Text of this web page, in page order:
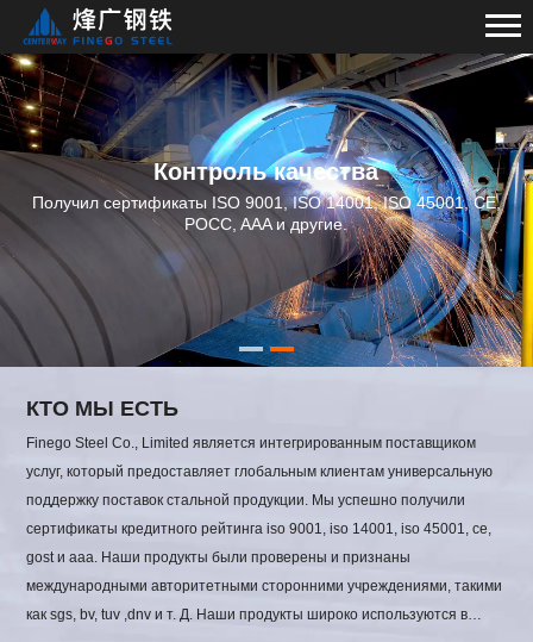
Контроль качества
Получил сертификаты ISO 9001, ISO 14001, ISO 45001, CE,
POCC, AAA и другие.
КТО МЫ ЕСТЬ
Finego Steel Co., Limited является интегрированным поставщиком
услуг, который предоставляет глобальным клиентам универсальную
поддержку поставок стальной продукции. Мы успешно получили
сертификаты кредитного рейтинга iso 9001, iso 14001, iso 45001, ce,
gost и aaa. Наши продукты были проверены и признаны
международными авторитетными сторонними учреждениями, такими
как sgs, bv, tuv ,dnv и т. Д. Наши продукты широко используются в